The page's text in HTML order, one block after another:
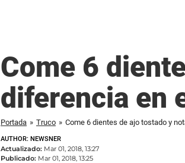
Come 6
diferencia en
Portada » Truco » Come 6 dientes de ajo tostado y
AUTHOR: NEWSNER
Actualizado: Mar 01, 2018, 13:27
Publicado: Mar 01, 2018, 13:25